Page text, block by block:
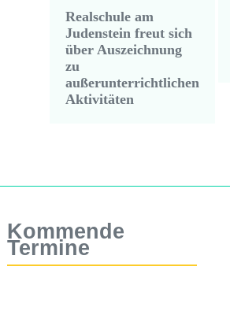
Realschule am
Judenstein freut sich
über Auszeichnung
zu
außerunterrichtlichen
Aktivitäten
Kommende
Termine